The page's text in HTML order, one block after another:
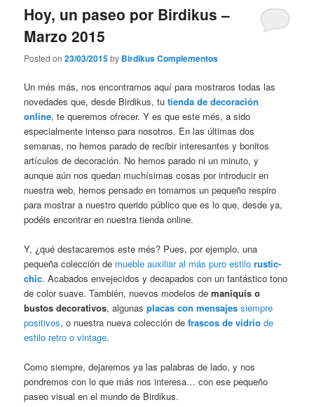
Hoy, un paseo por Birdikus –
Marzo 2015
Posted on23/03/2015by Birdikus Complementos
Un més más, nos encontramos aquí para mostraros todas las
novedades que, desde Birdikus, tutienda de decoración
online, te queremos ofrecer. Y es que este més, a sido
especialmente intenso para nosotros. En las últimas dos
semanas, no hemos parado de recibir interesantes y bonitos
artículos de decoración. No hemos parado ni un minuto, y
aunque aún nos quedan muchísimas cosas por introducir en
nuestra web, hemos pensado en tomarnos un pequeño respiro
para mostrar a nuestro querido público que es lo que, desde ya,
podéis encontrar en nuestra tienda online.
Y, ¿qué destacaremos este més? Pues, por ejemplo, una
pequeña colección de mueble auxiliar al más puro estilorustic-
chic. Acabados envejecidos y decapados con un fantástico tono
de color suave. También, nuevos modelos demaniquís o
bustos decorativos, algunasplacas con mensajes siempre
positivos, o nuestra nueva colección defrascos de vidrio de
estilo retro o vintage.
Como siempre, dejaremos ya las palabras de lado, y nos
pondremos con lo que más nos interesa… con ese pequeño
paseo visual en el mundo de Birdikus.